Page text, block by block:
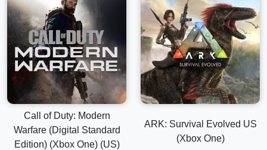
Call of Duty: Modern
Warfare (Digital Standard
Edition) (Xbox One) (US)
ARK: Survival Evolved US
(Xbox One)